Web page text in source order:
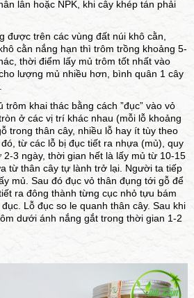
lân hoặc NPK, khi cây khép tán phải
được trên các vùng đất núi khô cằn,
cằn nắng hạn thì trôm trồng khoảng 5-
thời điểm lấy mủ trôm tốt nhất vào
lượng mủ nhiều hơn, bình quân 1 cây
trôm khai thác bằng cách ”đục” vào vỏ
ở các vị trí khác nhau (mỗi lỗ khoảng
trong thân cây, nhiều lỗ hay ít tùy theo
từ các lỗ bị đục tiết ra nhựa (mủ), quy
3 ngày, thời gian hết là lấy mủ từ 10-15
từ thân cây tự lành trở lại. Người ta tiếp
mủ. Sau đó đục vỏ thân đụng tới gỗ để
ra đông thành từng cục nhỏ tựu bám
Lỗ đục so le quanh thân cây. Sau khi
dưới ánh nắng gắt trong thời gian 1-2